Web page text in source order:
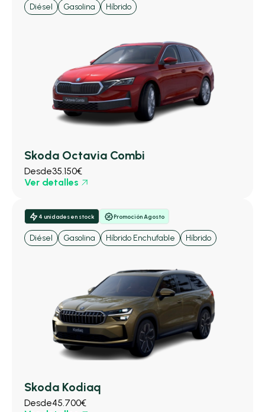
Diésel Gasolina Híbrido
Skoda Octavia Combi
Desde35.150€
Ver detalles
4 unidades en stock Promoción Agosto
Diésel Gasolina Híbrido Enchufable Híbrido
Skoda Kodiaq
Desde45.700€